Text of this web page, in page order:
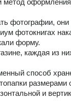
фотокнигах
форму.
и